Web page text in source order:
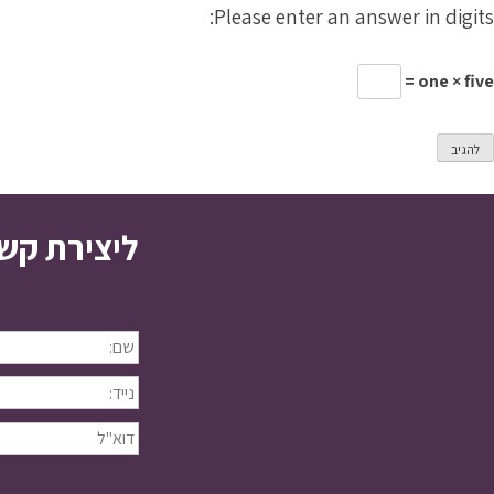
Please enter an answer in digits:
one × five =
ליצירת